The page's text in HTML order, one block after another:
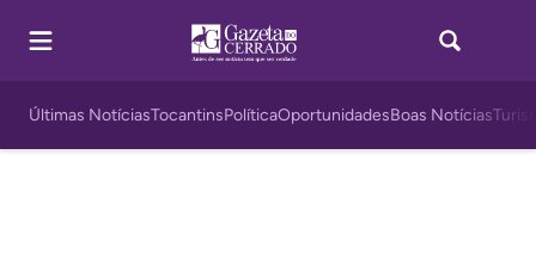
Últimas NotíciasTocantinsPolíticaOportunidadesBoas Notícias